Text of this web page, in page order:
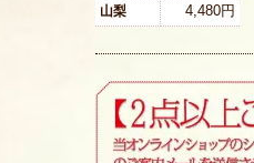
山梨 4,480円